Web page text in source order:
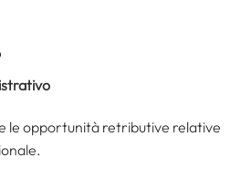
le opportunità retributive relative